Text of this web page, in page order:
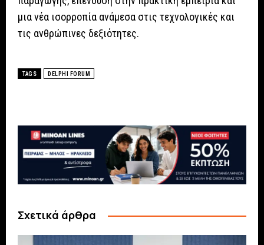
μια νέα ισορροπία ανάμεσα στις τεχνολογικές και
τις ανθρώπινες δεξιότητες.
TAGS DELPHI FORUM
Σχετικά άρθρα